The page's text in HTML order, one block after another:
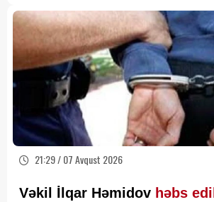
21:29 / 07 Avqust 2026
Vəkil İlqar Həmidov həbs